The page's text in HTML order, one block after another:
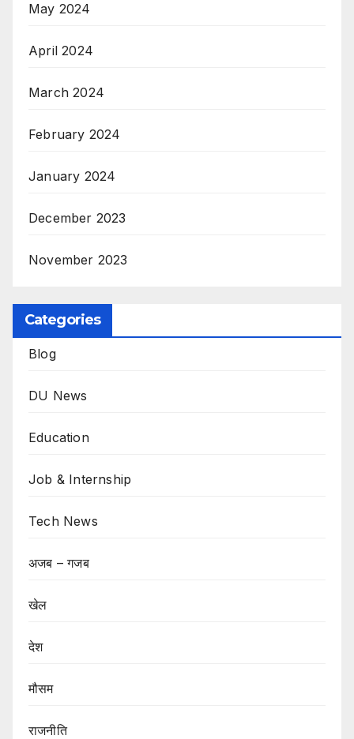
May 2024
April 2024
March 2024
February 2024
January 2024
December 2023
November 2023
Categories
Blog
DU News
Education
Job & Internship
Tech News
अजब – गजब
खेल
देश
मौसम
राजनीति